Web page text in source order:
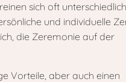
sich oft
und individuelle
die Zeremonie auf der
Vorteile, aber auch einen